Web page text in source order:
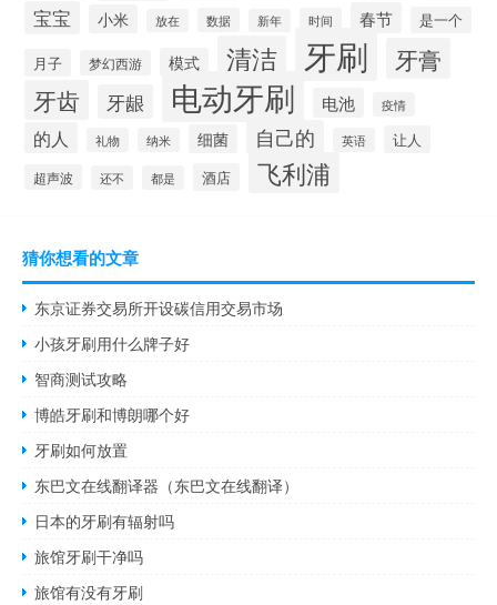
宝宝 小米 放在 数据 新年 时间 春节 是一个
月子 梦幻西游 模式 清洁 牙刷 牙膏
牙齿 牙龈 电动牙刷 电池 疫情
的人 礼物 纳米 细菌 自己的 英语 让人
超声波 还不 都是 酒店 飞利浦
猜你想看的文章
东京证券交易所开设碳信用交易市场
小孩牙刷用什么牌子好
智商测试攻略
博皓牙刷和博朗哪个好
牙刷如何放置
东巴文在线翻译器（东巴文在线翻译）
日本的牙刷有辐射吗
旅馆牙刷干净吗
旅馆有没有牙刷